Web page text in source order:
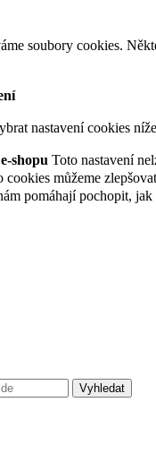
soubory cookies.
nastavení cookies
shopu Toto nastavení
cookies můžeme
pomáhají pochopit,
Vyhledat